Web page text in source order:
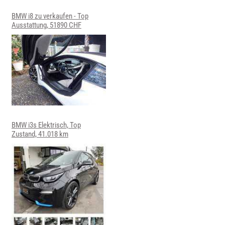
BMW i8 zu verkaufen - Top
Ausstattung, 51890 CHF
BMW i3s Elektrisch, Top
Zustand, 41.018 km